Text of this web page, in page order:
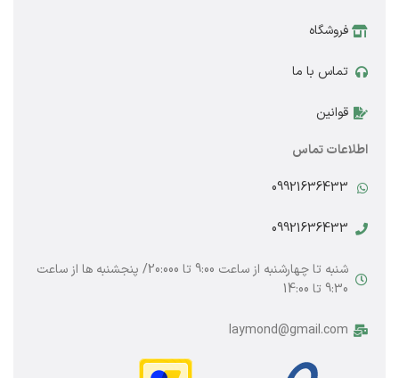
فروشگاه
تماس با ما
قوانین
اطلاعات تماس
09921636433
09921636433
شنبه تا چهارشنبه از ساعت 9:00 تا 20:000/ پنجشنبه ها از ساعت
9:30 تا 14:00
laymond@gmail.com